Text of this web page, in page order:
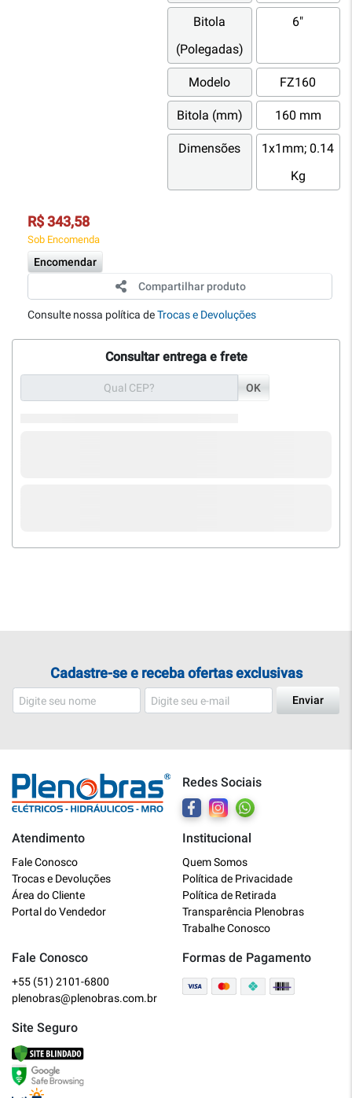
Bitola
(Polegadas)
6"
Modelo FZ160
Bitola (mm) 160 mm
Dimensões
1x1mm; 0.14
Kg
R$ 343,58
Sob Encomenda
Encomendar
Compartilhar produto
Consulte nossa política deTrocas e Devoluções
Consultar entrega e frete
OK
Cadastre-se e receba ofertas exclusivas
Enviar
Redes Sociais
Atendimento
Fale Conosco
Trocas e Devoluções
Área do Cliente
Portal do Vendedor
Institucional
Quem Somos
Política de Privacidade
Política de Retirada
Transparência Plenobras
Trabalhe Conosco
Fale Conosco
+55 (51) 2101-6800
plenobras@plenobras.com.br
Formas de Pagamento
Site Seguro
Online
Bem vindo a Plenobras! Aqui você
encontra toda a linha de materiais
O que você deseja?
Dúvidas técnicas sobre produtos